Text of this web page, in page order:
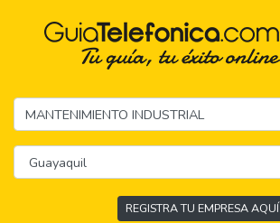
REGISTRA TU EMPRESA AQUÍ